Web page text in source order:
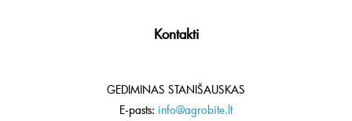
Kontakti
GEDIMINAS STANIŠAUSKAS
E-pasts: info@agrobite.lt